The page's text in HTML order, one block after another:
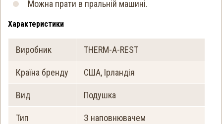
Можна прати в пральній машині.
Характеристики
Виробник THERM-A-REST
Країна бренду США, Ірландія
Вид Подушка
Тип З наповнювачем